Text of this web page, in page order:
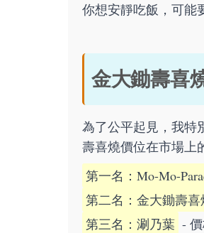
你想安靜吃飯，可能
金大鋤壽喜
為了公平起見，我特
壽喜燒價位在市場上
第一名：Mo-Mo-
第二名：金大鋤壽喜
第三名：涮乃葉 -